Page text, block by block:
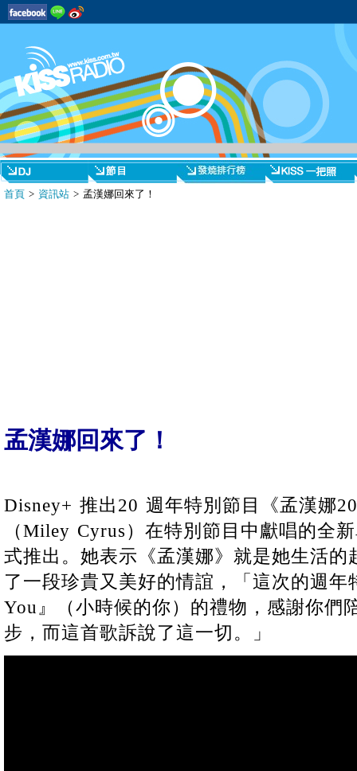
首頁 > 資訊站 > 孟漢娜回來了！
孟漢娜回來了！
Disney+ 推出20 週年特別節目《孟漢娜
（Miley Cyrus）在特別節目中獻唱的全
式推出。她表示《孟漢娜》就是她生活的
了一段珍貴又美好的情誼，「這次的週年
You』（小時候的你）的禮物，感謝你們
步，而這首歌訴說了這一切。」